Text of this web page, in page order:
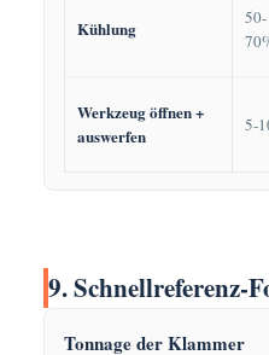
Kühlung
50-
Werkzeug öffnen +
auswerfen
5-
9. Schnellreferenz-
Tonnage der Klammer